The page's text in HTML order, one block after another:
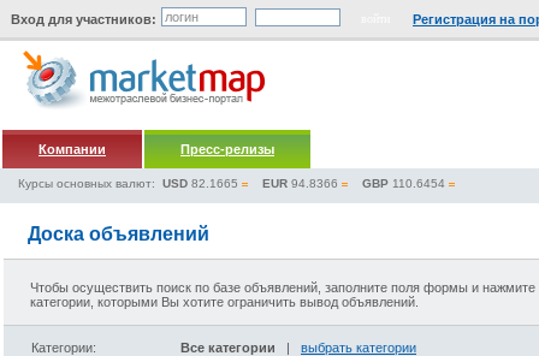
Вход для участников: Регистрация на
Компании Пресс-релизы
Курсы основных валют: USD 82.1665 EUR 94.8366 GBP 110.6454
Доска объявлений
Чтобы осуществить поиск по базе объявлений, заполните поля формы и
категории, которыми Вы хотите ограничить вывод объявлений.
Категории: Все категории | выбрать категории